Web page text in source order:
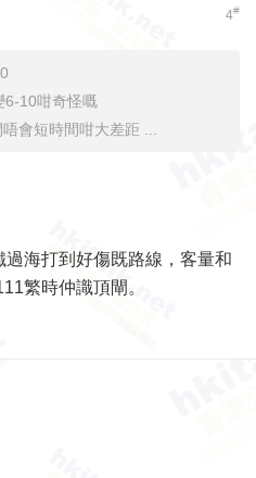
4#
6-10咁奇怪嘅
會短時間咁大差距 ...
海打到好傷既路線，客量和
繁時仲識頂閘。